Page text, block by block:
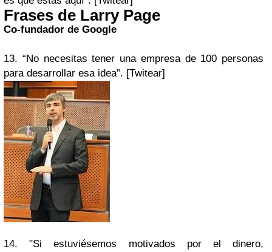
Frases de Larry Page
Co-fundador de Google
13. “No necesitas tener una empresa de 100 personas
para desarrollar esa idea”. [Twitear]
14. "Si estuviésemos motivados por el dinero,